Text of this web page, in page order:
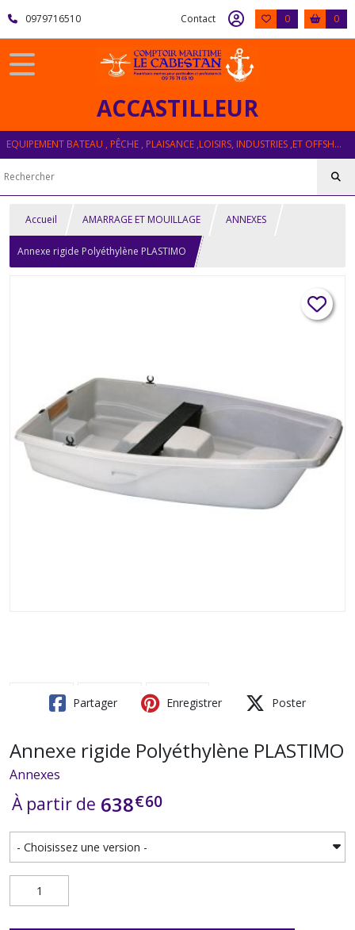
0979716510 Contact 0 0
ACCASTILLEUR
EQUIPEMENT BATEAU , PÊCHE , PLAISANCE ,LOISIRS, INDUSTRIES ,ET OFFSHORE
Accueil AMARRAGE ET MOUILLAGE ANNEXES
Annexe rigide Polyéthylène PLASTIMO
Partager Enregistrer Poster
Annexe rigide Polyéthylène PLASTIMO
Annexes
À partir de 638€60